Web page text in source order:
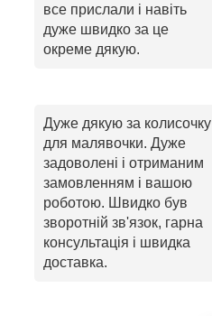
все прислали і навіть
дуже швидко за це
окреме дякую.
Дуже дякую за колисочку
для малявочки. Дуже
задоволені і отриманим
замовленням і вашою
роботою. Швидко був
зворотній зв'язок, гарна
консультація і швидка
доставка.